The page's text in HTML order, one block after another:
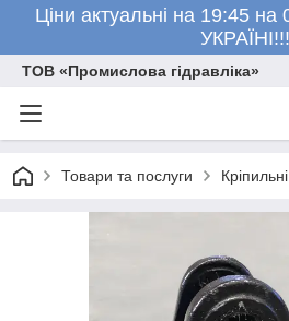
Ціни актуальні на 19:45
УКРАЇНІ!!!
ТОВ «Промислова гідравліка»
Товари та послуги